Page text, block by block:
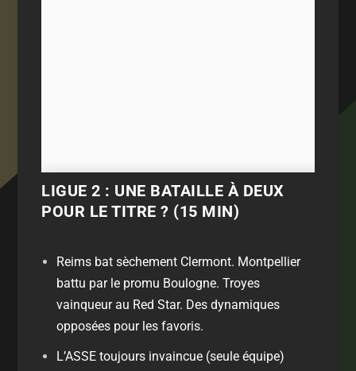
LIGUE 2 : UNE BATAILLE À DEUX
POUR LE TITRE ? (15 MIN)
Reims bat sèchement Clermont. Montpellier
battu par le promu Boulogne. Troyes
vainqueur au Red Star. Des dynamiques
opposées pour les favoris.
L’ASSE toujours invaincue (seule équipe)